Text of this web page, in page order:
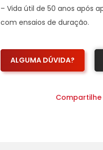
– Vida útil de 50 anos após
com ensaios de duração.
ALGUMA DÚVIDA?
Compartilhe